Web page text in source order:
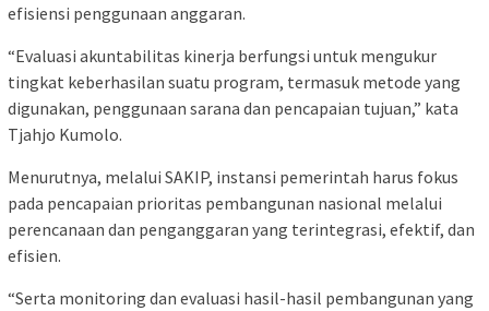
efisiensi penggunaan anggaran.
“Evaluasi akuntabilitas kinerja berfungsi untuk mengukur
tingkat keberhasilan suatu program, termasuk metode yang
digunakan, penggunaan sarana dan pencapaian tujuan,” kata
Tjahjo Kumolo.
Menurutnya, melalui SAKIP, instansi pemerintah harus fokus
pada pencapaian prioritas pembangunan nasional melalui
perencanaan dan penganggaran yang terintegrasi, efektif, dan
efisien.
“Serta monitoring dan evaluasi hasil-hasil pembangunan yang